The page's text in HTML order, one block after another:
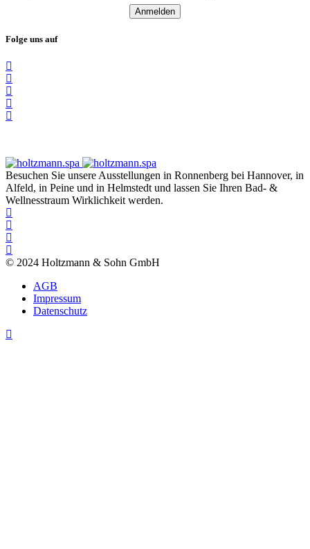
Anmelden
Folge uns auf
Besuchen Sie unsere Ausstellungen in Ronnenberg bei Hannover, in
Alfeld, in Peine und in Helmstedt und lassen Sie Ihren Bad- &
Wellnesstraum Wirklichkeit werden.
© 2024 Holtzmann & Sohn GmbH
AGB
Impressum
Datenschutz